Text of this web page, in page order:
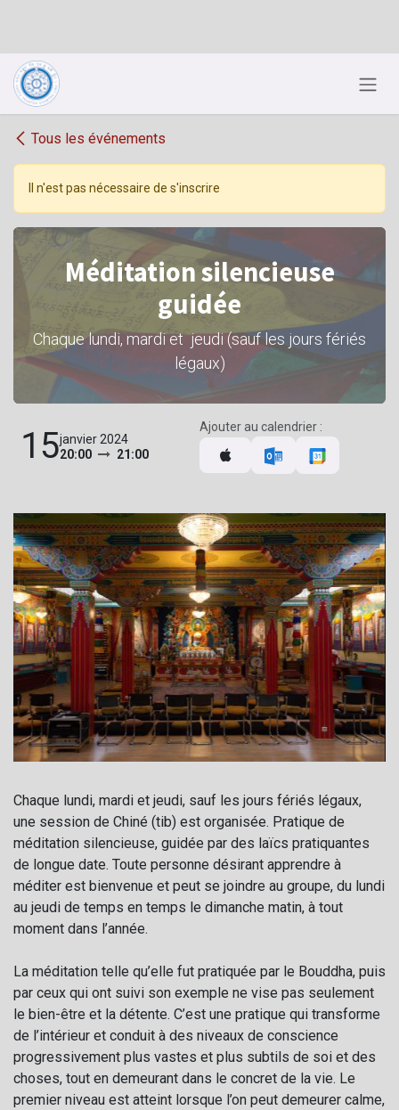
Se rendre au contenu
Tous les événements
Il n'est pas nécessaire de s'inscrire
Méditation silencieuse
guidée
Chaque lundi, mardi et jeudi (sauf les jours fériés
légaux)
15janvier 2024
20:00
21:00
Ajouter au calendrier :
Chaque lundi, mardi et jeudi, sauf les jours fériés légaux,
une session de Chiné (tib) est organisée. Pratique de
méditation silencieuse, guidée par des laïcs pratiquantes
de longue date. Toute personne désirant apprendre à
méditer est bienvenue et peut se joindre au groupe, du lundi
au jeudi de temps en temps le dimanche matin, à tout
moment dans l’année.
La méditation telle qu’elle fut pratiquée par le Bouddha, puis
par ceux qui ont suivi son exemple ne vise pas seulement
le bien-être et la détente. C’est une pratique qui transforme
de l’intérieur et conduit à des niveaux de conscience
progressivement plus vastes et plus subtils de soi et des
choses, tout en demeurant dans le concret de la vie. Le
premier niveau est atteint lorsque l’on peut demeurer calme,